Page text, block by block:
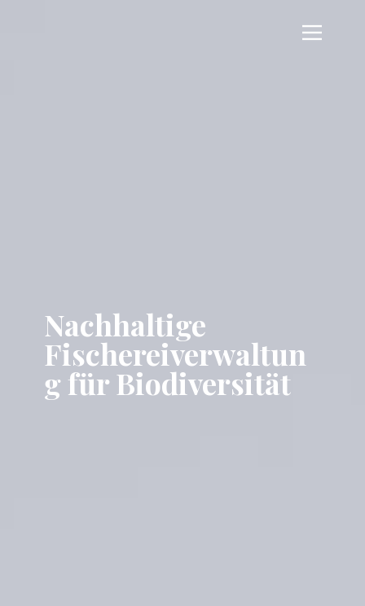
Nachhaltige
Fischereiverwaltun
g für Biodiversität